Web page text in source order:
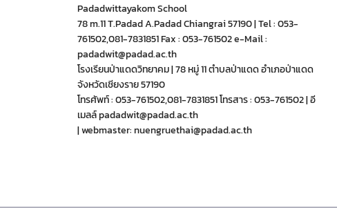
Padadwittayakom School
78 m.11 T.Padad A.Padad Chiangrai 57190 | Tel : 053-
761502,081-7831851 Fax : 053-761502 e-Mail :
padadwit@padad.ac.th
โรงเรียนป่าแดดวิทยาคม | 78 หมู่ 11 ตำบลป่าแดด อำเภอป่าแดด
จังหวัดเชียงราย 57190
โทรศัพท์ : 053-761502,081-7831851 โทรสาร : 053-761502 | อี
เมลล์ padadwit@padad.ac.th
| webmaster: nuengruethai@padad.ac.th